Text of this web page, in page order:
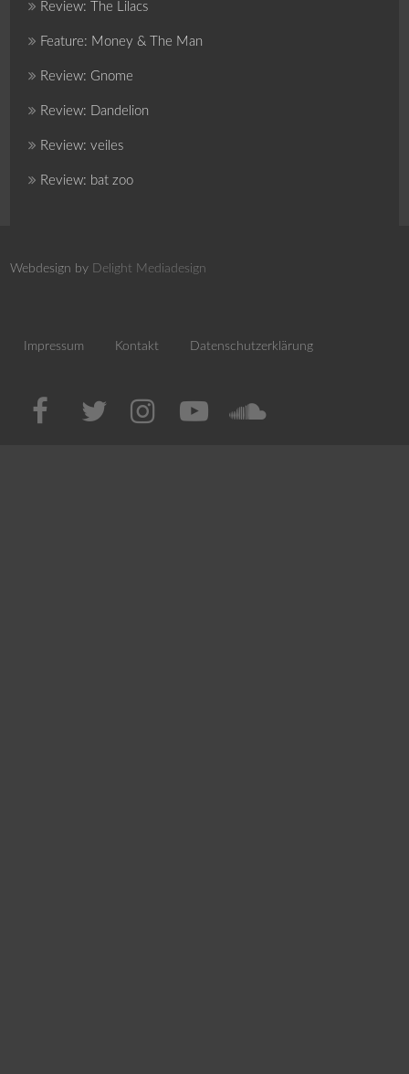
Review: The Lilacs
Feature: Money & The Man
Review: Gnome
Review: Dandelion
Review: veiles
Review: bat zoo
Webdesign by Delight Mediadesign
Impressum Kontakt Datenschutzerklärung